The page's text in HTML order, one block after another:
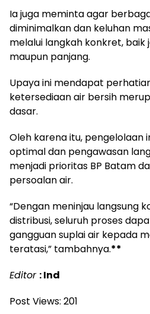
Ia juga meminta agar
diminimalkan dan keluhan
melalui langkah konkret, baik
maupun panjang.
Upaya ini mendapat
ketersediaan air bersih
dasar.
Oleh karena itu, pengelolaan
optimal dan pengawasan
menjadi prioritas BP Batam
persoalan air.
“Dengan meninjau langsung
distribusi, seluruh proses
gangguan suplai air kepada
teratasi,” tambahnya.**
Editor : Ind
Post Views: 201